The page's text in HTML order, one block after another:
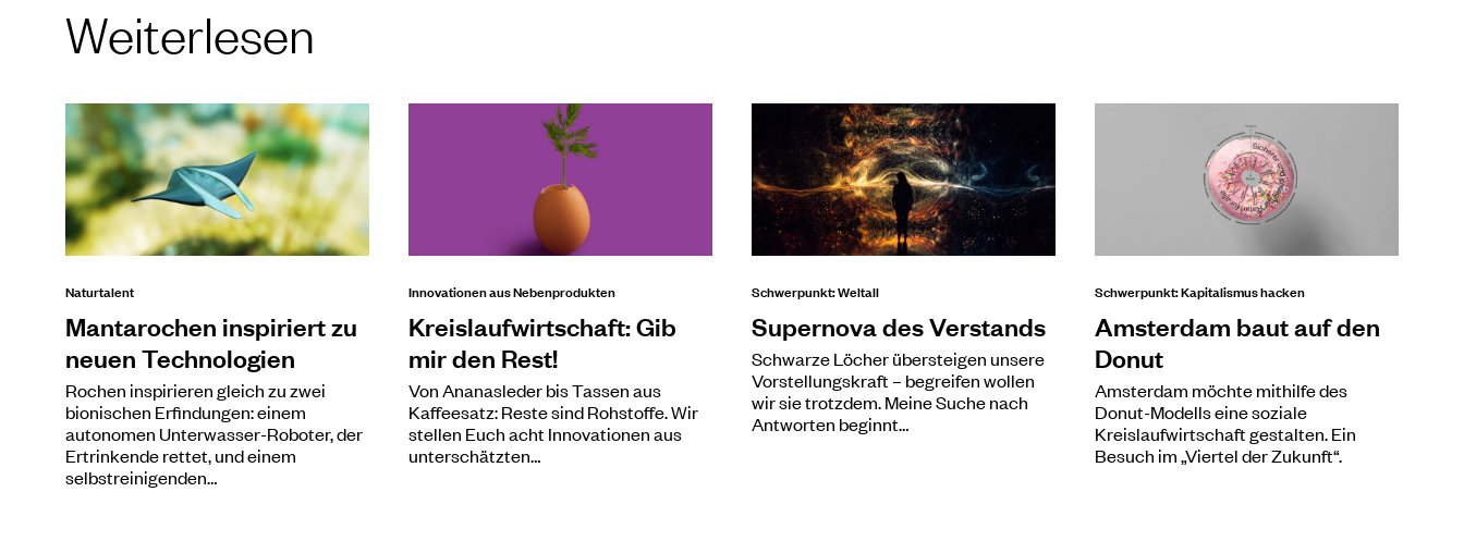
Weiterlesen
Naturtalent
Mantarochen inspiriert zu
neuen Technologien
Rochen inspirieren gleich zu zwei
bionischen Erfindungen: einem
autonomen Unterwasser-Roboter, der
Ertrinkende rettet, und einem
selbstreinigenden…
Innovationen aus Nebenprodukten
Kreislaufwirtschaft: Gib
mir den Rest!
Von Ananasleder bis Tassen aus
Kaffeesatz: Reste sind Rohstoffe. Wir
stellen Euch acht Innovationen aus
unterschätzten…
Schwerpunkt: Weltall
Supernova des Verstands
Schwarze Löcher übersteigen unsere
Vorstellungskraft – begreifen wollen
wir sie trotzdem. Meine Suche nach
Antworten beginnt…
Schwerpunkt: Kapitalismus hacken
Amsterdam baut auf den
Donut
Amsterdam möchte mithilfe des
Donut-Modells eine soziale
Kreislaufwirtschaft gestalten. Ein
Besuch im „Viertel der Zukunft“.